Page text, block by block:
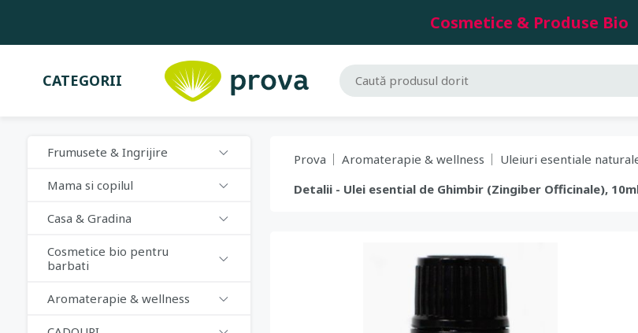
Cosmetice & Produse Bio
CATEGORII
Frumusete & Ingrijire
Mama si copilul
Casa & Gradina
Cosmetice bio pentru
barbati
Aromaterapie & wellness
Prova Aromaterapie & wellness
Uleiuri esentiale
Detalii - Ulei esential de Ghimbir (Zingiber Officinale),